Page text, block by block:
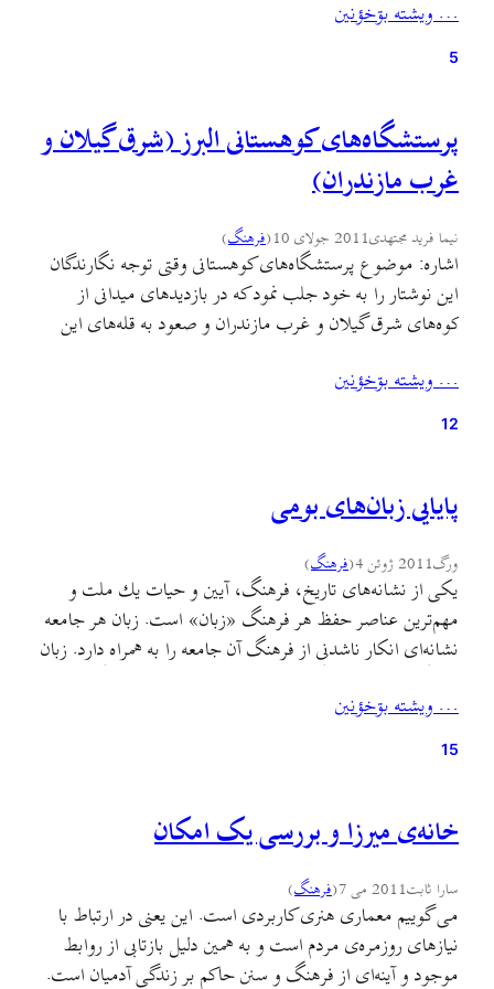
تی گیلاسه چئن. نؤروز بل، ببی بورز و بل تی تش نؤروز تش،
فأرسؤن لاکؤ می کش! [جیرأکش] (این بالا توی دامنه‌ی کوه
… ويشته بۊخؤنين
5
پرستشگاه‌های کوهستانی البرز (شرق گیلان و
غرب مازندران)
نیما فرید مجتهدی2011 جولای 10 (فرهنگ)
اشاره: موضوع پرستشگاه‌های کوهستانی وقتی توجه نگارندگان
این نوشتار را به خود جلب نمود که در بازدیدهای میدانی از
کوه‌های شرق گیلان و غرب مازندران و صعود به قله‌های این
بر قلل مرتفع کوهستان‌های البرز آرمیده بودند، گاه آن چنان ساده
و بی‌پیرایه که…
… ويشته بۊخؤنين
12
پایایی زبان‌های بومی
ورگ2011 ژوئن 4 (فرهنگ)
یكی از نشانه‌ها‌ی تاریخ، فرهنگ، آیین و حیات یك ملت و
مهم‌ترین عناصر حفظ هر فرهنگ «زبان» است. زبان هر جامعه‌
نشانه‌ای انکار ناشدنی از فرهنگ آن جامعه را به همراه دارد. زبان
آن تنیده شده است. مجموعه اصطلاحات، آرزوها، باورها حتی
عقایدی که از…
… ويشته بۊخؤنين
15
خانه‌ی میرزا و بررسی یک امکان
سارا ثابت2011 می 7 (فرهنگ)
می گوییم معماری هنری کاربردی است. این یعنی در ارتباط با
نیازهای روزمره‌ی مردم است و به همین دلیل بازتابی از روابط
موجود و آینه‌ای از فرهنگ و سنن حاکم بر زندگی آدمیان است.